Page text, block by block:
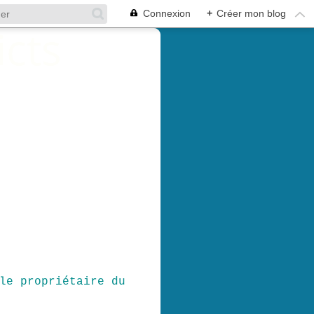
Connexion + Créer mon blog
propriétaire du